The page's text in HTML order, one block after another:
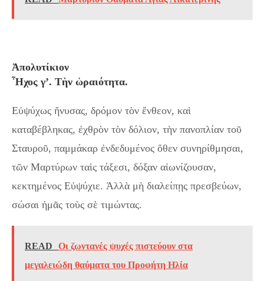
Ἀπολυτίκιον
Ἦχος γ’. Τὴν ὡραιότητα.
Εὐψύχως ἤνυσας, δρόμον τὸν ἔνθεον, καὶ
καταβέβληκας, ἐχθρὸν τὸν δόλιον, τὴν πανοπλίαν τοῦ
Σταυροῦ, παμμάκαρ ἐνδεδυμένος ὅθεν συνηρίθμησαι,
τῶν Μαρτύρων ταὶς τάξεσι, δόξαν αἰωνίζουσαν,
κεκτημένος Εὐψύχιε. Ἀλλὰ μὴ διαλείπῃς πρεσβεύων,
σώσαι ἠμᾶς τοὺς σὲ τιμώντας.
READ
Οι ζωντανές ψυχές πιστεύουν στα
μεγαλειώδη θαύματα του Προφήτη Ηλία